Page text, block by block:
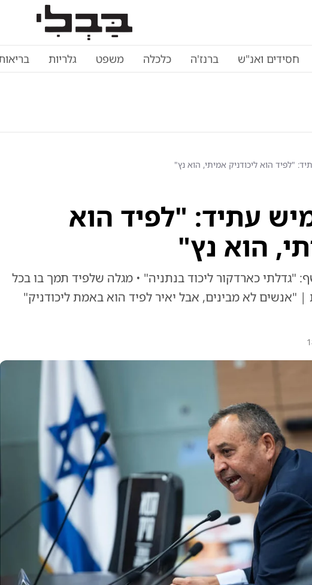
חסידים ואנ"ש ברנז'ה כלכלה משפט גלריות
"לפיד הוא ליכודניק אמיתי, הוא נץ"
עתיד: "לפיד הוא
הוא נץ"
"גדלתי כארדקור ליכוד בנתניה" • מגלה שלפיד תמך בו בכל
| "אנשים לא מבינים, אבל יאיר לפיד הוא באמת ליכודניק"